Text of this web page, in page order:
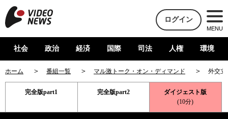
ログイン
MENU
社会 政治 経済 国際 司法 人権 環境
ホーム 番組一覧 マル激トーク・オン・ディマンド 外交立
完全版part1 完全版part2
ダイジェスト版
(10分)